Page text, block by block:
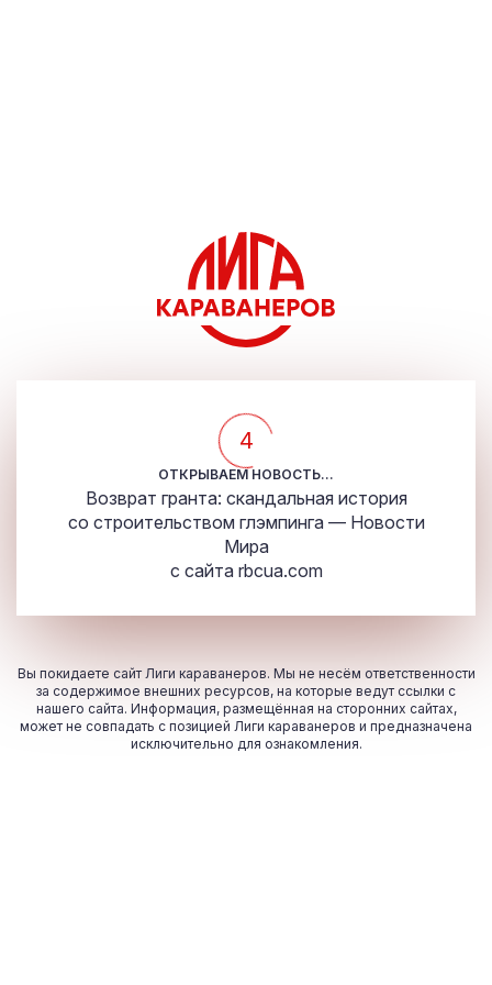
4
ОТКРЫВАЕМ НОВОСТЬ...
Возврат гранта: скандальная история
со строительством глэмпинга — Новости
Мира
с сайта rbcua.com
Вы покидаете сайт Лиги караванеров. Мы не несём ответственности
за содержимое внешних ресурсов, на которые ведут ссылки с
нашего сайта. Информация, размещённая на сторонних сайтах,
может не совпадать с позицией Лиги караванеров и предназначена
исключительно для ознакомления.